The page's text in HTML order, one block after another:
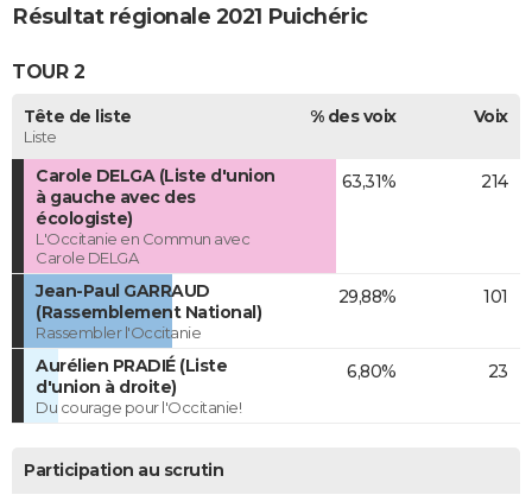
Résultat régionale 2021 Puichéric
TOUR 2
Tête de liste
Liste
% des voix Voix
Carole DELGA (Liste d'union
à gauche avec des
écologiste)
L'Occitanie en Commun avec
Carole DELGA
63,31% 214
Jean-Paul GARRAUD
(Rassemblement National)
Rassembler l'Occitanie
29,88% 101
Aurélien PRADIÉ (Liste
d'union à droite)
Du courage pour l'Occitanie!
6,80% 23
Participation au scrutin